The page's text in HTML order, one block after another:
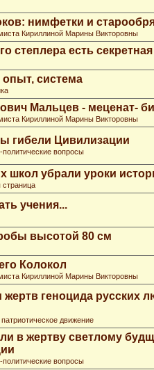
нимфетки и
Кириллиной Марины Викторовны
степлера есть
система
Мальцев - меценат-
Кириллиной Марины Викторовны
гибели Цивилизации
вопросы
школ убрали уроки
страница
учения...
высотой 80 см
Колокол
Кириллиной Марины Викторовны
жертв геноцида русских
движение
в жертву светлому
вопросы